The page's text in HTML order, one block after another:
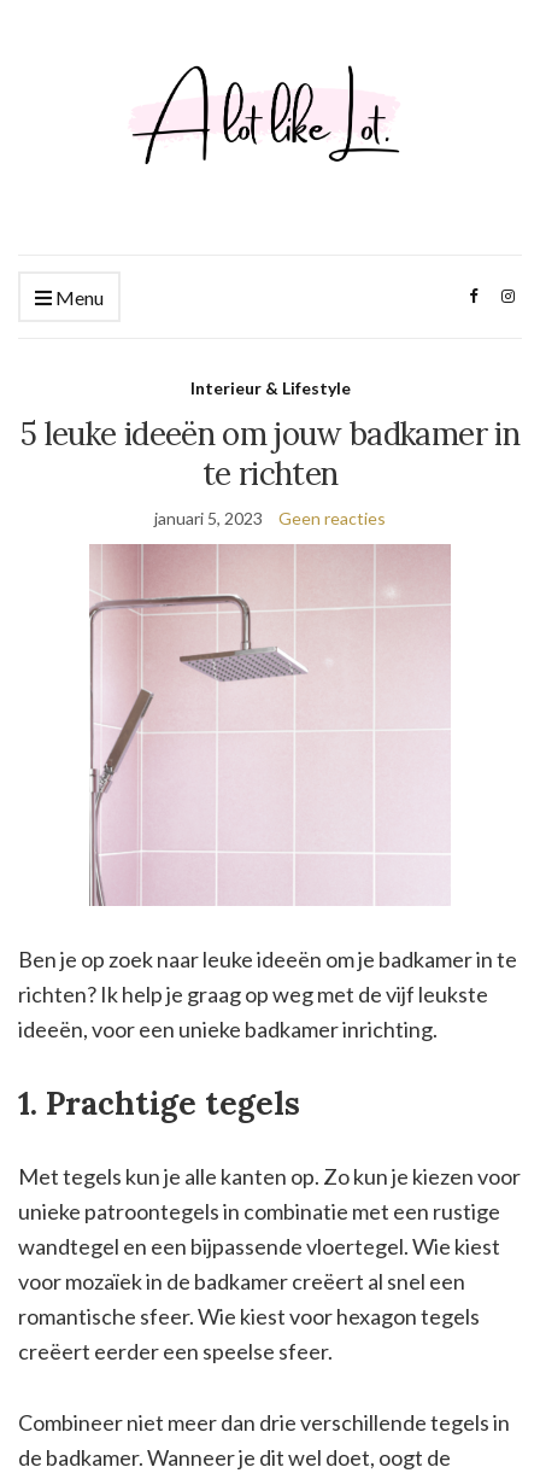
Menu
Interieur & Lifestyle
5 leuke ideeën om jouw badkamer in
te richten
januari 5, 2023 Geen reacties
Ben je op zoek naar leuke ideeën om je badkamer in te
richten? Ik help je graag op weg met de vijf leukste
ideeën, voor een unieke badkamer inrichting.
1. Prachtige tegels
Met tegels kun je alle kanten op. Zo kun je kiezen voor
unieke patroontegels in combinatie met een rustige
wandtegel en een bijpassende vloertegel. Wie kiest
voor mozaïek in de badkamer creëert al snel een
romantische sfeer. Wie kiest voor hexagon tegels
creëert eerder een speelse sfeer.
Combineer niet meer dan drie verschillende tegels in
de badkamer. Wanneer je dit wel doet, oogt de